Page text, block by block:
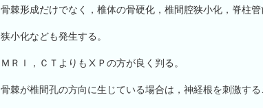
骨棘形成だけでなく，椎体の骨硬化，椎間腔狭小化，脊柱
狭小化なども発生する。
ＭＲＩ，ＣＴよりもⅩＰの方が良く判る。
骨棘が椎間孔の方向に生じている場合は，神経根を刺激する